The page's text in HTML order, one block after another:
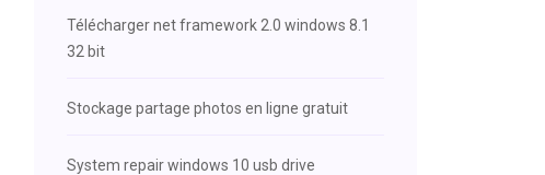
Télécharger net framework 2.0 windows 8.1
32 bit
Stockage partage photos en ligne gratuit
System repair windows 10 usb drive